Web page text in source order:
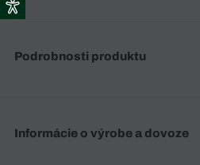
Podrobnosti produktu
Informácie o výrobe a dovoze